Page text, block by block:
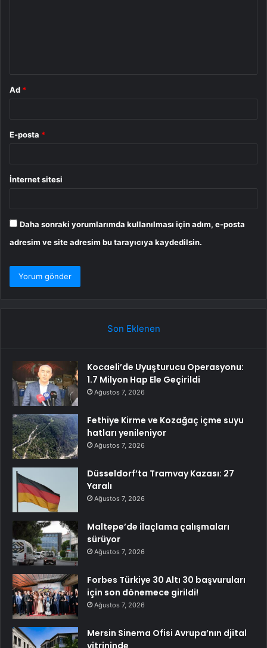
Ad *
E-posta *
İnternet sitesi
Daha sonraki yorumlarımda kullanılması için adım, e-posta
adresim ve site adresim bu tarayıcıya kaydedilsin.
Son Eklenen
Kocaeli’de Uyuşturucu Operasyonu:
1.7 Milyon Hap Ele Geçirildi
Ağustos 7, 2026
Fethiye Kirme ve Kozağaç içme suyu
hatları yenileniyor
Ağustos 7, 2026
Düsseldorf’ta Tramvay Kazası: 27
Yaralı
Ağustos 7, 2026
Maltepe’de ilaçlama çalışmaları
sürüyor
Ağustos 7, 2026
Forbes Türkiye 30 Altı 30 başvuruları
için son dönemece girildi!
Ağustos 7, 2026
Mersin Sinema Ofisi Avrupa’nın djital
vitrininde